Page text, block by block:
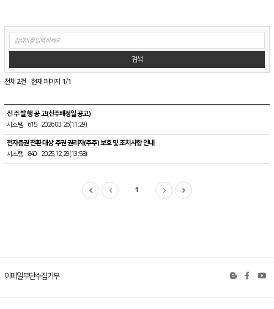
게
판
검
색
검색
전체 2건 현재 페이지 1/1
지
사
항
테
스
신 주 발 행 공 고(신주배정일 공고)
시스템 615 2026.03.26(11:29)
전자증권 전환 대상 주권 권리자(주주) 보호 및 조치사항 안내
시스템 840 2025.12.29(13:58)
1
이메일무단수집거부